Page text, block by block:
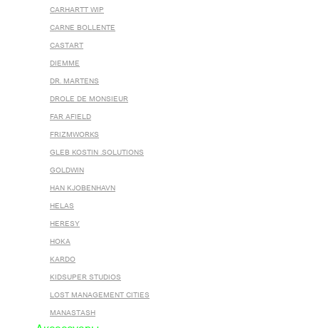
CARHARTT WIP
CARNE BOLLENTE
CASTART
DIEMME
DR. MARTENS
DROLE DE MONSIEUR
FAR AFIELD
FRIZMWORKS
GLEB KOSTIN .SOLUTIONS
GOLDWIN
HAN KJOBENHAVN
HELAS
HERESY
HOKA
KARDO
KIDSUPER STUDIOS
LOST MANAGEMENT CITIES
MANASTASH